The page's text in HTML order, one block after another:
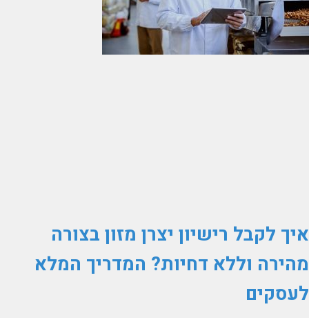
איך לקבל רישיון יצרן מזון בצורה
מהירה וללא דחיות? המדריך המלא
לעסקים